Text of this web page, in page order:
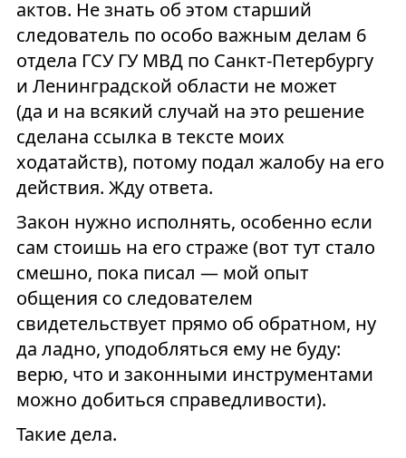
актов. Не знать об этом старший
следователь по особо важным делам 6
отдела ГСУ ГУ МВД по Санкт-Петербургу
и Ленинградской области не может
(да и на всякий случай на это решение
сделана ссылка в тексте моих
ходатайств), потому подал жалобу на его
действия. Жду ответа.
Закон нужно исполнять, особенно если
сам стоишь на его страже (вот тут стало
смешно, пока писал — мой опыт
общения со следователем
свидетельствует прямо об обратном, ну
да ладно, уподобляться ему не буду:
верю, что и законными инструментами
можно добиться справедливости).
Такие дела.